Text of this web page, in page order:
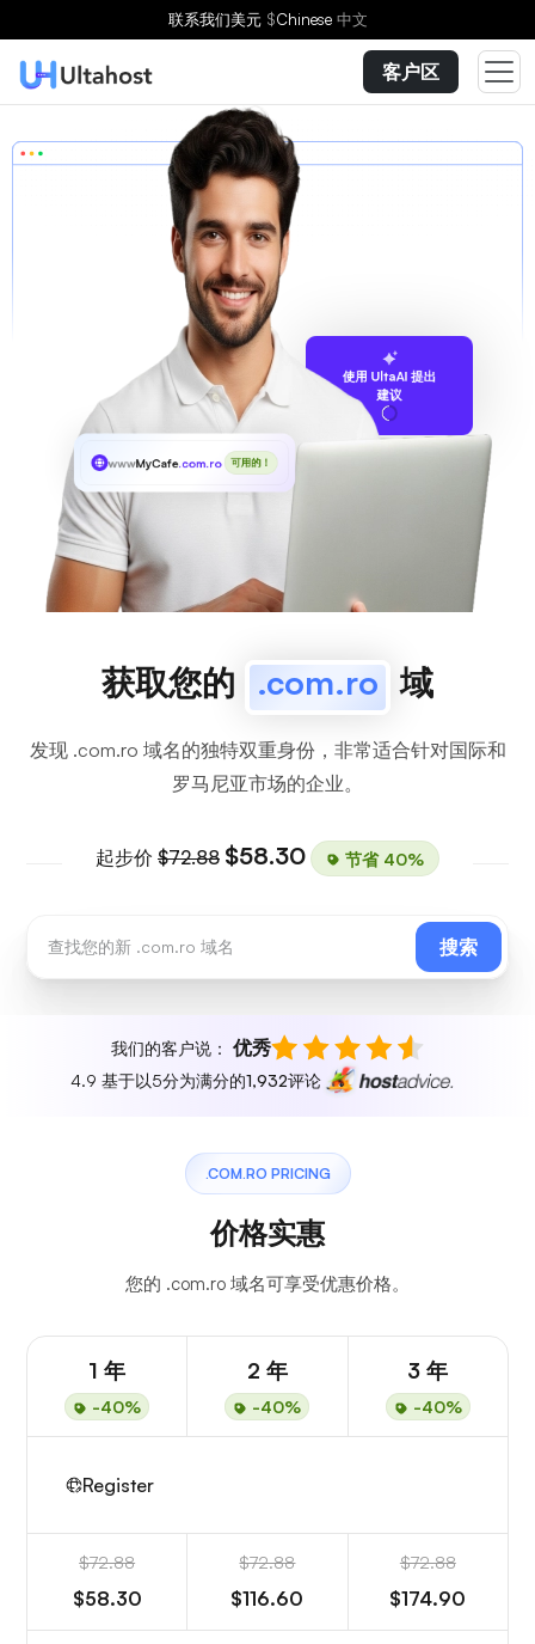
联系我们美元 $Chinese 中文
客户区
使用 UltaAI 提出
建议
wwwMyCafe.com.ro 可用的！
获取您的 .com.ro 域
发现 .com.ro 域名的独特双重身份，非常适合针对国际和
罗马尼亚市场的企业。
起步价 $72.88 $58.30 节省 40%
搜索
我们的客户说： 优秀
4.9 基于以5分为满分的1,932评论
.COM.RO PRICING
价格实惠
您的 .com.ro 域名可享受优惠价格。
1 年
-40%
2 年
-40%
3 年
-40%
Register
$72.88
$58.30
$72.88
$116.60
$72.88
$174.90